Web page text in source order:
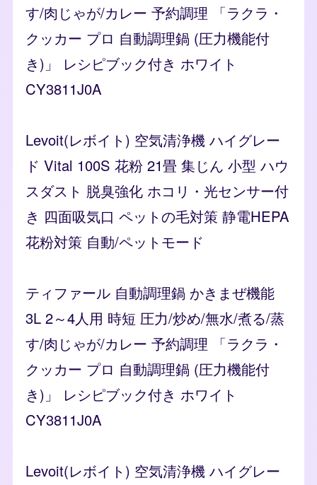
す/肉じゃが/カレー 予約調理 「ラクラ・
クッカー プロ 自動調理鍋 (圧力機能付
き)」 レシピブック付き ホワイト
CY3811J0A
Levoit(レボイト) 空気清浄機 ハイグレー
ド Vital 100S 花粉 21畳 集じん 小型 ハウ
スダスト 脱臭強化 ホコリ・光センサー付
き 四面吸気口 ペットの毛対策 静電HEPA
花粉対策 自動/ペットモード
ティファール 自動調理鍋 かきまぜ機能
3L 2～4人用 時短 圧力/炒め/無水/煮る/蒸
す/肉じゃが/カレー 予約調理 「ラクラ・
クッカー プロ 自動調理鍋 (圧力機能付
き)」 レシピブック付き ホワイト
CY3811J0A
Levoit(レボイト) 空気清浄機 ハイグレー